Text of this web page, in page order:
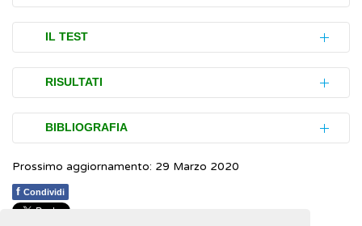
IL TEST
L'esame è eseguito su una piccola quantità
(campione) di sangue prelevato con un ago
dalla vena del braccio. Nei neonati il prelievo
del sangue è eseguito sui capillari.
Può essere prescritto in occasione di
controlli alla nascita o per scoprire la
RISULTATI
I risultati delle analisi (referti) forniti dal
laboratorio dovrebbero indicare, per ogni
esame, gli intervalli entro cui i valori
riscontrati sono ritenuti normali (intervalli di
riferimento). In ogni caso, anche con risultati
BIBLIOGRAFIA
Beutler E.G6PD deficiency .Blood
3613-36
Prossimo aggiornamento: 29 Marzo 2020
f Condividi